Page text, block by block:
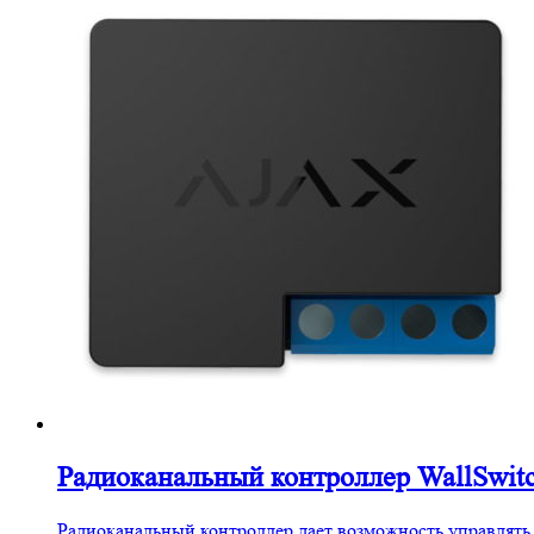
Радиоканальный контроллер
Радиоканальный контроллер дает возможность